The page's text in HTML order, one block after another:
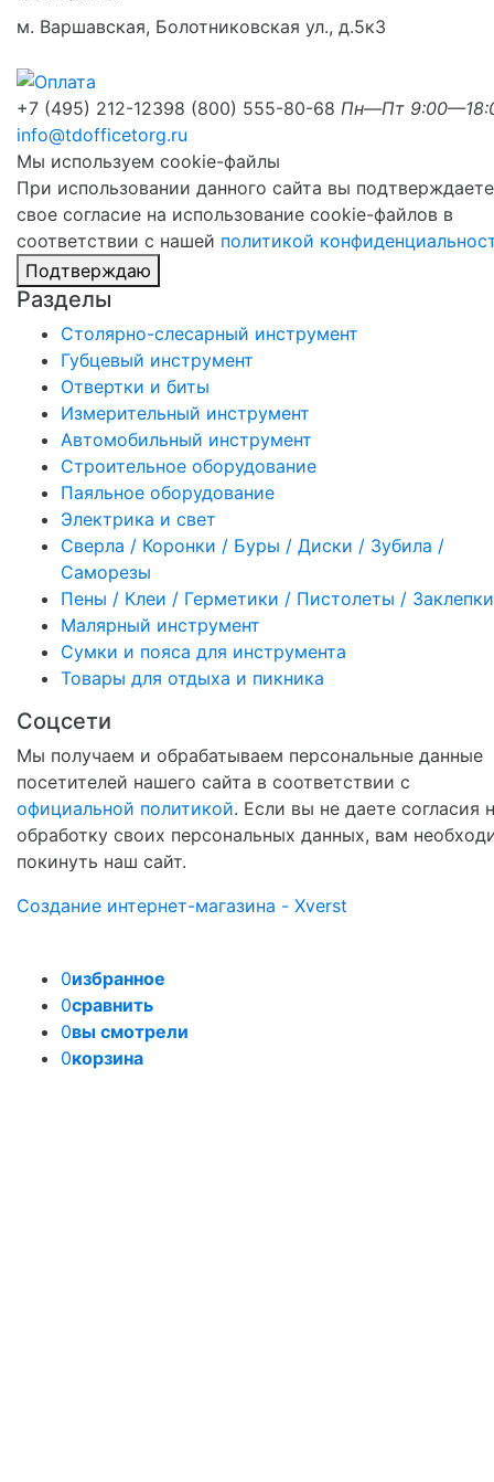
м. Варшавская, Болотниковская ул., д.5к3
+7 (495) 212-12398 (800) 555-80-68 Пн—Пт
info@tdofficetorg.ru
Мы используем cookie-файлы
При использовании данного сайта вы подтверждаете
свое согласие на использование cookie-файлов в
соответствии с нашей политикой
Подтверждаю
Разделы
Столярно-слесарный инструмент
Губцевый инструмент
Отвертки и биты
Измерительный инструмент
Автомобильный инструмент
Строительное оборудование
Паяльное оборудование
Электрика и свет
Сверла / Коронки / Буры / Диски / Зубила /
Саморезы
Пены / Клеи / Герметики / Пистолеты / Заклепки
Малярный инструмент
Сумки и пояса для инструмента
Товары для отдыха и пикника
Соцсети
Мы получаем и обрабатываем персональные данные
посетителей нашего сайта в соответствии с
официальной политикой. Если вы не даете согласия
обработку своих персональных данных, вам
покинуть наш сайт.
Создание интернет-магазина - Xverst
0избранное
0сравнить
0вы смотрели
0корзина